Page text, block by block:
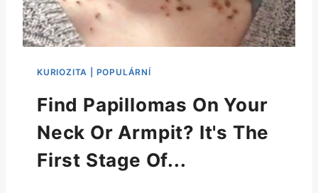
Find Papillomas On Your
Neck Or Armpit? It's The
First Stage Of...